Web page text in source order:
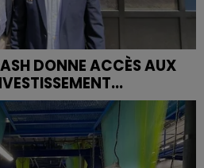
DONNE ACCÈS AUX